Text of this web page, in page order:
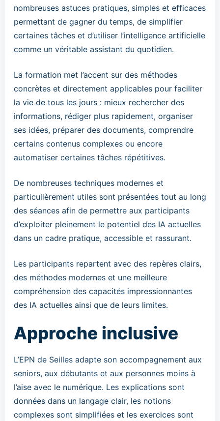
nombreuses astuces pratiques, simples et efficaces
permettant de gagner du temps, de simplifier
certaines tâches et d’utiliser l’intelligence artificielle
comme un véritable assistant du quotidien.
La formation met l’accent sur des méthodes
concrètes et directement applicables pour faciliter
la vie de tous les jours : mieux rechercher des
informations, rédiger plus rapidement, organiser
ses idées, préparer des documents, comprendre
certains contenus complexes ou encore
automatiser certaines tâches répétitives.
De nombreuses techniques modernes et
particulièrement utiles sont présentées tout au long
des séances afin de permettre aux participants
d’exploiter pleinement le potentiel des IA actuelles
dans un cadre pratique, accessible et rassurant.
Les participants repartent avec des repères clairs,
des méthodes modernes et une meilleure
compréhension des capacités impressionnantes
des IA actuelles ainsi que de leurs limites.
Approche inclusive
L’EPN de Seilles adapte son accompagnement aux
seniors, aux débutants et aux personnes moins à
l’aise avec le numérique. Les explications sont
données dans un langage clair, les notions
complexes sont simplifiées et les exercices sont